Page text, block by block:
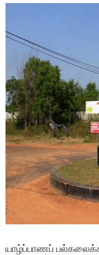
யாழ்ப்பாணப்